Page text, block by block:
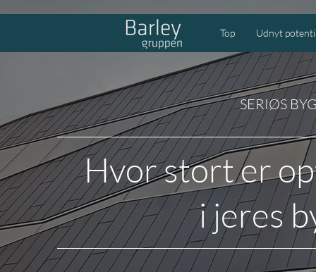
Top Udnyt
SERIØS
Hvor stort er
i jeres